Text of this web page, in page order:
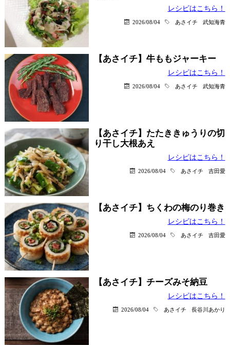
レシピはこちら！
2026/08/04 あさイチ 武知海青
【あさイチ】牛ももジャーキー
レシピはこちら！
2026/08/04 あさイチ 武知海青
【あさイチ】たたききゅうりの切
り干し大根あえ
レシピはこちら！
2026/08/04 あさイチ 吉田愛
【あさイチ】ちくわの梅のり巻き
レシピはこちら！
2026/08/04 あさイチ 吉田愛
【あさイチ】チーズみそ納豆
レシピはこちら！
2026/08/04 あさイチ 長谷川あかり